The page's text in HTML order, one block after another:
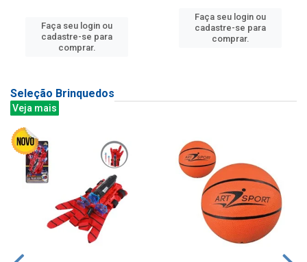
Faça seu login ou
cadastre-se para
comprar.
Faça seu login ou
cadastre-se para
comprar.
Seleção Brinquedos
Veja mais